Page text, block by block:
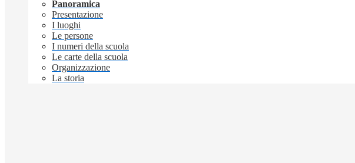
Panoramica
Presentazione
I luoghi
Le persone
I numeri della scuola
Le carte della scuola
Organizzazione
La storia